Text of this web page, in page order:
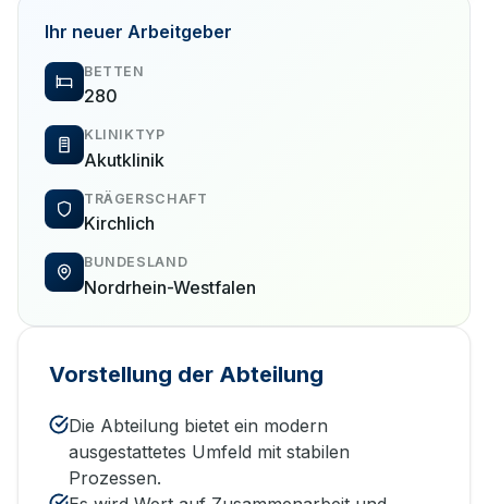
Ihr neuer Arbeitgeber
BETTEN
280
KLINIKTYP
Akutklinik
TRÄGERSCHAFT
Kirchlich
BUNDESLAND
Nordrhein-Westfalen
Vorstellung der Abteilung
Die Abteilung bietet ein modern
ausgestattetes Umfeld mit stabilen
Prozessen.